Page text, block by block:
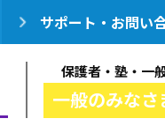
サポート・お問い
保護者・塾・一
一般のみなさ